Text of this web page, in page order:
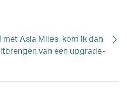
Asia Miles, kom ik dan
van een upgrade-